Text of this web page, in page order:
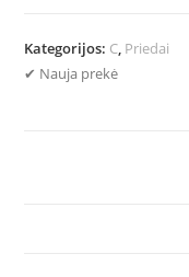
Kategorijos: C, Priedai
✔ Nauja prekė